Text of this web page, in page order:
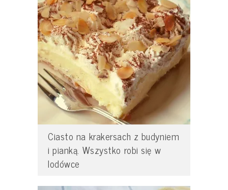
Ciasto na krakersach z budyniem
i pianką. Wszystko robi się w
lodówce